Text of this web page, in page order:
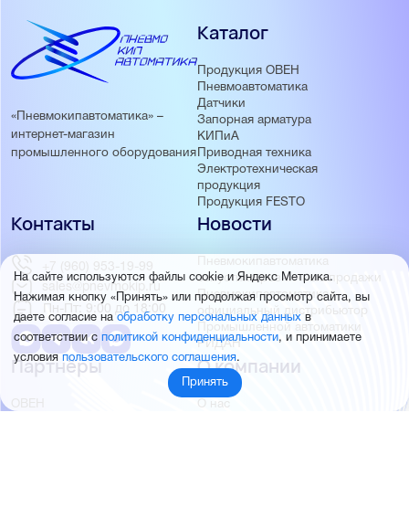
«Пневмокипавтоматика» –
интернет-магазин
промышленного оборудования
Каталог
Продукция ОВЕН
Пневмоавтоматика
Датчики
Запорная арматура
КИПиА
Приводная техника
Электротехническая
продукция
Продукция FESTO
Новости
Пневмокипавтоматика
запустила розничные продажи
Пневмокипавтоматика –
официальный дистрибьютор
Промышленной автоматики
РИДАН
Партнёры
ОВЕН
О компании
О нас
Контакты
+7 (960) 953-19-99
sales@pnevmokip.ru
Пн-Пт: 9:00 до 18:00
На сайте используются файлы cookie и Яндекс Метрика.
Нажимая кнопку «Принять» или продолжая просмотр сайта, вы
даете согласие наобработку персональных данных в
соответствии с политикой конфиденциальности, и принимаете
условия пользовательского соглашения.
Принять